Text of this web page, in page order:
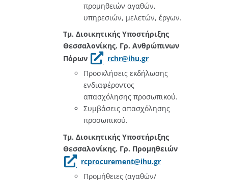
προμηθειών αγαθών,
υπηρεσιών, μελετών, έργων.
Τμ. Διοικητικής Υποστήριξης
Θεσσαλονίκης. Γρ. Ανθρώπινων
Πόρων
rchr@ihu.gr
Προσκλήσεις εκδήλωσης
ενδιαφέροντος
απασχόλησης προσωπικού.
Συμβάσεις απασχόλησης
προσωπικού.
Τμ. Διοικητικής Υποστήριξης
Θεσσαλονίκης. Γρ. Προμηθειών
rcprocurement@ihu.gr
Προμήθειες (αγαθών/